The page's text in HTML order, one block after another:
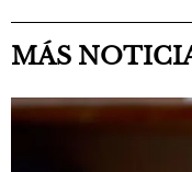
MÁS